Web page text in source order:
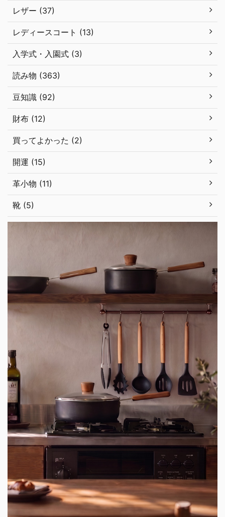
レザー (37)
レディースコート (13)
入学式・入園式 (3)
読み物 (363)
豆知識 (92)
財布 (12)
買ってよかった (2)
開運 (15)
革小物 (11)
靴 (5)